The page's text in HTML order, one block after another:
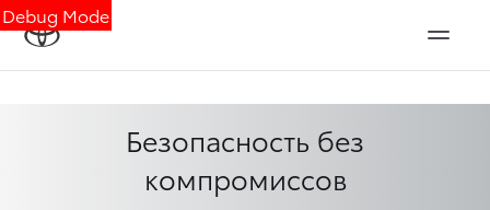
Debug Mode
Безопасность без
компромиссов